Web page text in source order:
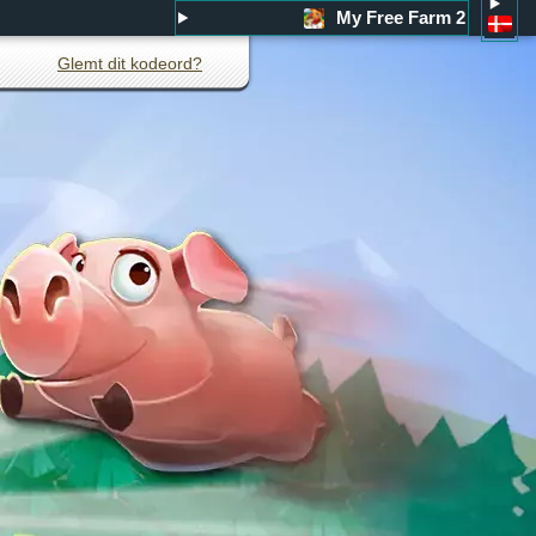
My Free Farm 2
Glemt dit kodeord?